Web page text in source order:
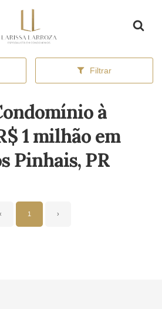
Filtrar
à
1 milhão em
Pinhais, PR
‹ 1 ›